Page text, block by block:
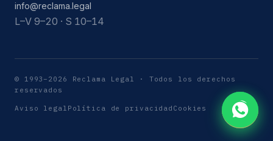
info@reclama.legal
L–V 9–20 · S 10–14
© 1993–2026 Reclama Legal · Todos los derechos
reservados
Aviso legal Política de privacidad Cookies